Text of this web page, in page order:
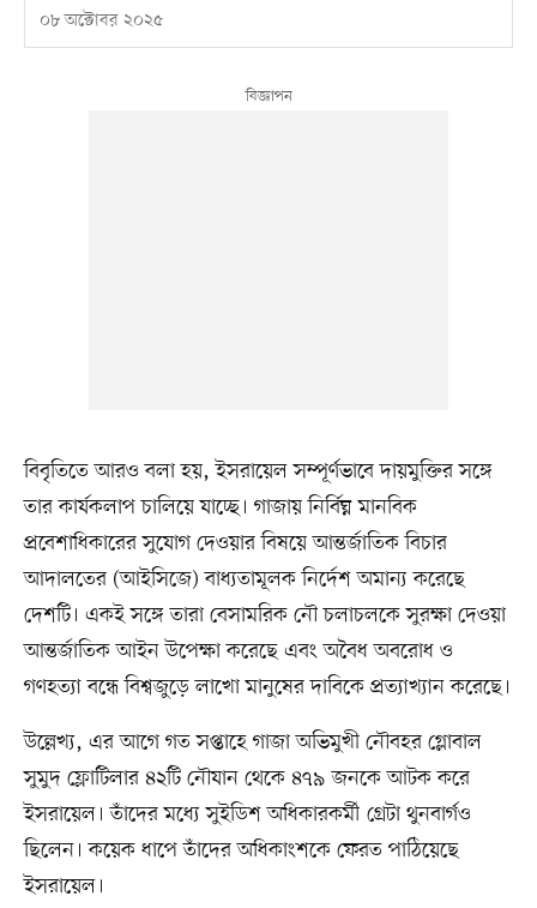
০৮ অক্টোবর ২০২৫
বিবৃতিতে আরও বলা হয়, ইসরায়েল সম্পূর্ণভাবে দায়মুক্তির সঙ্গে
তার কার্যকলাপ চালিয়ে যাচ্ছে। গাজায় নির্বিঘ্ন মানবিক
প্রবেশাধিকারের সুযোগ দেওয়ার বিষয়ে আন্তর্জাতিক বিচার
আদালতের (আইসিজে) বাধ্যতামূলক নির্দেশ অমান্য করেছে
দেশটি। একই সঙ্গে তারা বেসামরিক নৌ চলাচলকে সুরক্ষা দেওয়া
আন্তর্জাতিক আইন উপেক্ষা করেছে এবং অবৈধ অবরোধ ও
গণহত্যা বন্ধে বিশ্বজুড়ে লাখো মানুষের দাবিকে প্রত্যাখ্যান করেছে।
উল্লেখ্য, এর আগে গত সপ্তাহে গাজা অভিমুখী নৌবহর গ্লোবাল
সুমুদ ফ্লোটিলার ৪২টি নৌযান থেকে ৪৭৯ জনকে আটক করে
ইসরায়েল। তাঁদের মধ্যে সুইডিশ অধিকারকর্মী গ্রেটা থুনবার্গও
ছিলেন। কয়েক ধাপে তাঁদের অধিকাংশকে ফেরত পাঠিয়েছে
ইসরায়েল।